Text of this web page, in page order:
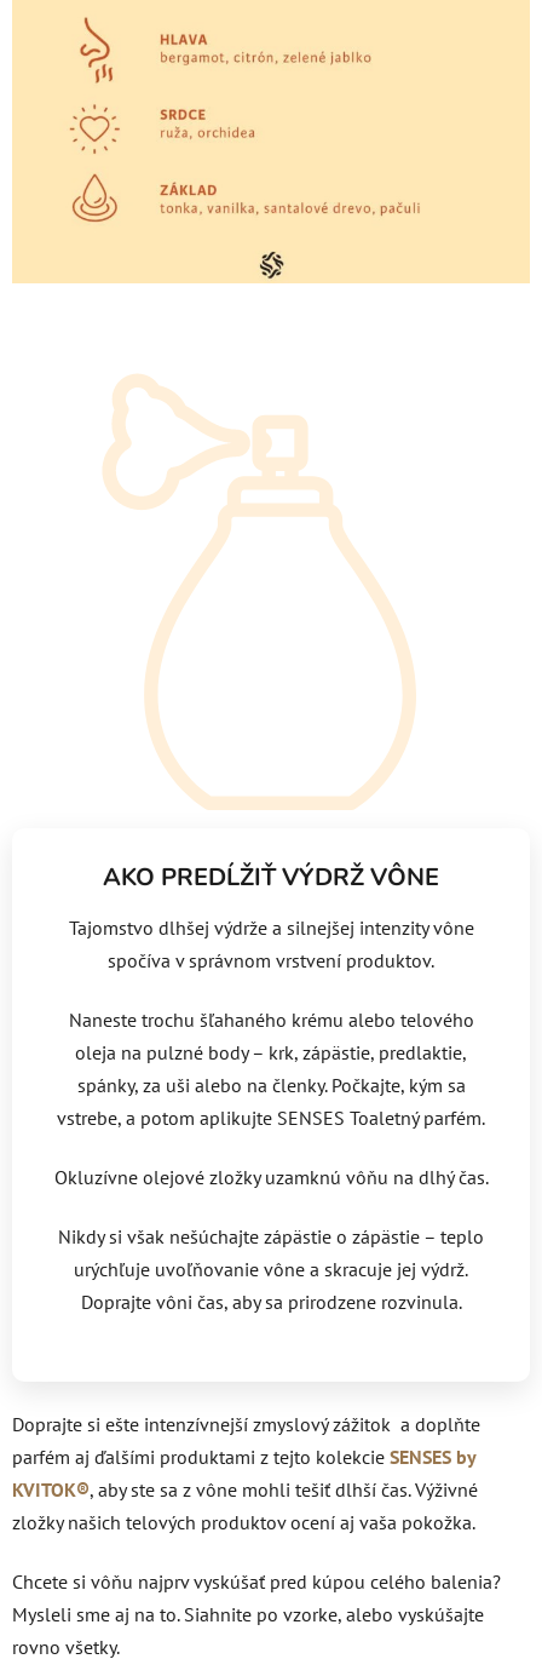
AKO PREDĹŽIŤ VÝDRŽ VÔNE
Tajomstvo dlhšej výdrže a silnejšej intenzity vône
spočíva v správnom vrstvení produktov.
Naneste trochu šľahaného krému alebo telového
oleja na pulzné body – krk, zápästie, predlaktie,
spánky, za uši alebo na členky. Počkajte, kým sa
vstrebe, a potom aplikujte SENSES Toaletný parfém.
Okluzívne olejové zložky uzamknú vôňu na dlhý čas.
Nikdy si však nešúchajte zápästie o zápästie – teplo
urýchľuje uvoľňovanie vône a skracuje jej výdrž.
Doprajte vôni čas, aby sa prirodzene rozvinula.
Doprajte si ešte intenzívnejší zmyslový zážitok a doplňte
parfém aj ďalšími produktami z tejto kolekcie SENSES by
KVITOK®, aby ste sa z vône mohli tešiť dlhší čas. Výživné
zložky našich telových produktov ocení aj vaša pokožka.
Chcete si vôňu najprv vyskúšať pred kúpou celého balenia?
Mysleli sme aj na to. Siahnite po vzorke, alebo vyskúšajte
rovno všetky.